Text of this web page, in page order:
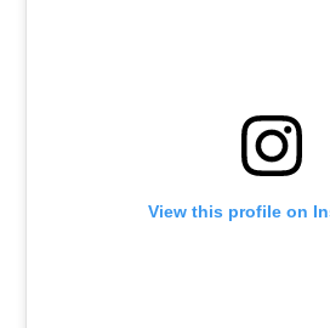
View this profile on